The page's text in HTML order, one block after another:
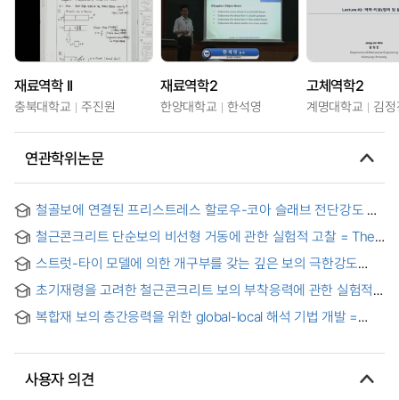
재료역학 II
충북대학교 주진원
재료역학2
한양대학교 한석영
고체역학2
계명대학교 김
연관학위논문
철골보에 연결된 프리스트레스 할로우-코아 슬래브 전단강도 =
beams
철근콘크리트 단순보의 비선형 거동에 관한 실험적 고찰 = The
Simple Reinforced Concrete Beam
스트럿-타이 모델에 의한 개구부를 갖는 깊은 보의 극한강도
beams with a opening using strut-tie model
초기재령을 고려한 철근콘크리트 보의 부착응력에 관한 실험적
Reinforced Concrete Beam to Consider Early Material Age
복합재 보의 층간응력을 위한 global-local 해석 기법 개발 =
사용자 의견